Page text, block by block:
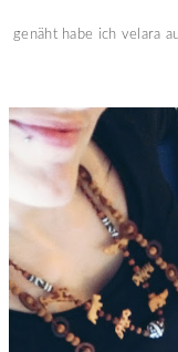
genäht habe ich velara